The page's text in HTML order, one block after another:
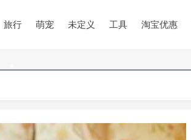
旅行 萌宠 未定义 工具 淘宝优惠